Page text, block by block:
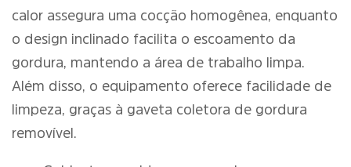
calor assegura uma cocção homogênea, enquanto
o design inclinado facilita o escoamento da
gordura, mantendo a área de trabalho limpa.
Além disso, o equipamento oferece facilidade de
limpeza, graças à gaveta coletora de gordura
removível.